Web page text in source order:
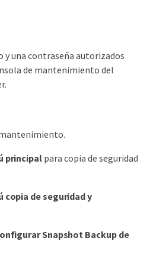
y una contraseña autorizados
de mantenimiento del
principalpara copia de seguridad
copia de seguridad y
Snapshot Backup de